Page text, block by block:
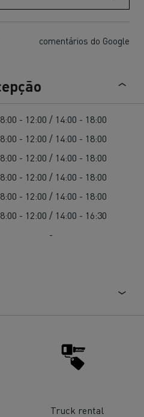
comentários do Google
- 12:00 / 14:00 - 18:00
- 12:00 / 14:00 - 18:00
- 12:00 / 14:00 - 18:00
- 12:00 / 14:00 - 18:00
- 12:00 / 14:00 - 18:00
- 12:00 / 14:00 - 16:30
-
Truck rental